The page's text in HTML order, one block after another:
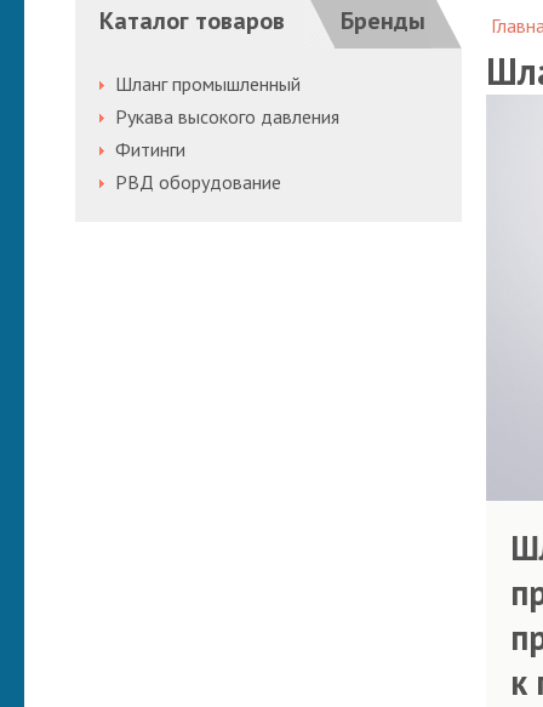
Каталог товаров Бренды
Шланг промышленный
Рукава высокого давления
Фитинги
РВД оборудование
к